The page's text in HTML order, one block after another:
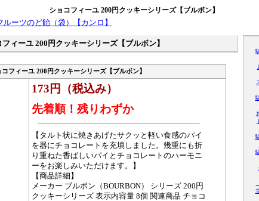
ショコフィーユ 200円クッキーシリーズ【ブルボン】
フィーユ 200円クッキーシリーズ【ブルボン】
コフィーユ 200円クッキーシリーズ【ブルボン】
173円（税込み）
先着順！残りわずか
【タルト状に焼きあげたサクッと軽い食感のパイ
を器にチョコレートを充填しました。幾重にも折
り重ねた香ばしいパイとチョコレートのハーモニ
ーをお楽しみいただけます。】
【商品詳細】
メーカー ブルボン（BOURBON） シリーズ 200円
クッキーシリーズ 表示内容量 8個 関連商品 チョコ